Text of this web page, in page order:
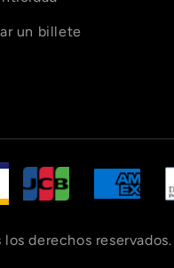
un billete
derechos reservados.